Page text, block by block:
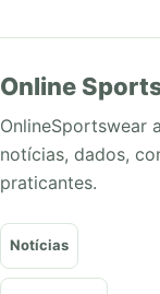
Online
OnlineSportswear
notícias, dados,
praticantes.
Notícias